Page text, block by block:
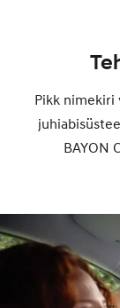
Pikk nimekiri
BAYON